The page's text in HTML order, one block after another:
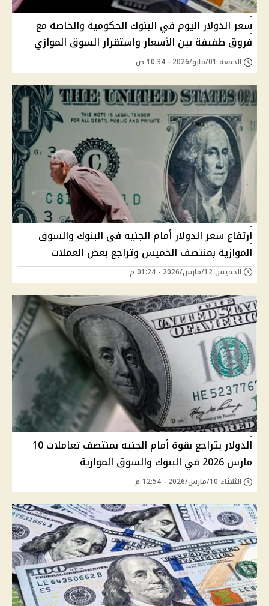
سعر الدولار اليوم في البنوك الحكومية والخاصة مع
فروق طفيفة بين الأسعار واستقرار السوق الموازي
الجمعة 01/مايو/2026 - 10:34 ص
ارتفاع سعر الدولار أمام الجنيه في البنوك والسوق
الموازية بمنتصف الخميس وتراجع بعض العملات
الخميس 12/مارس/2026 - 01:24 م
الدولار يتراجع بقوة أمام الجنيه بمنتصف تعاملات 10
مارس 2026 في البنوك والسوق الموازية
الثلاثاء 10/مارس/2026 - 12:54 م